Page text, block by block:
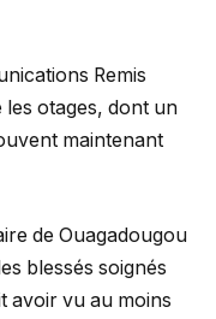
Remis
otages, dont un
maintenant
de Ouagadougou
blessés soignés
avoir vu au moins